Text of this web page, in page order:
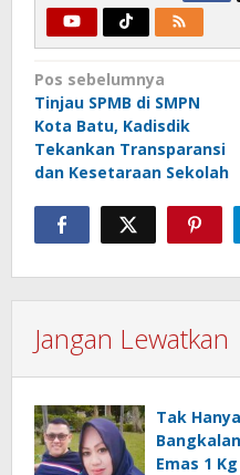
Navigasi
pos
Pos sebelumnya
Tinjau SPMB di SMPN
Kota Batu, Kadisdik
Tekankan Transparansi
dan Kesetaraan Sekolah
Jangan Lewatkan
Tak
Emas 1